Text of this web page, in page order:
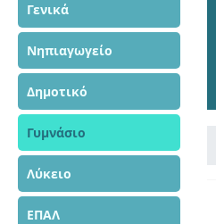
Γενικά
Νηπιαγωγείο
Δημοτικό
Γυμνάσιο
Λύκειο
ΕΠΑΛ